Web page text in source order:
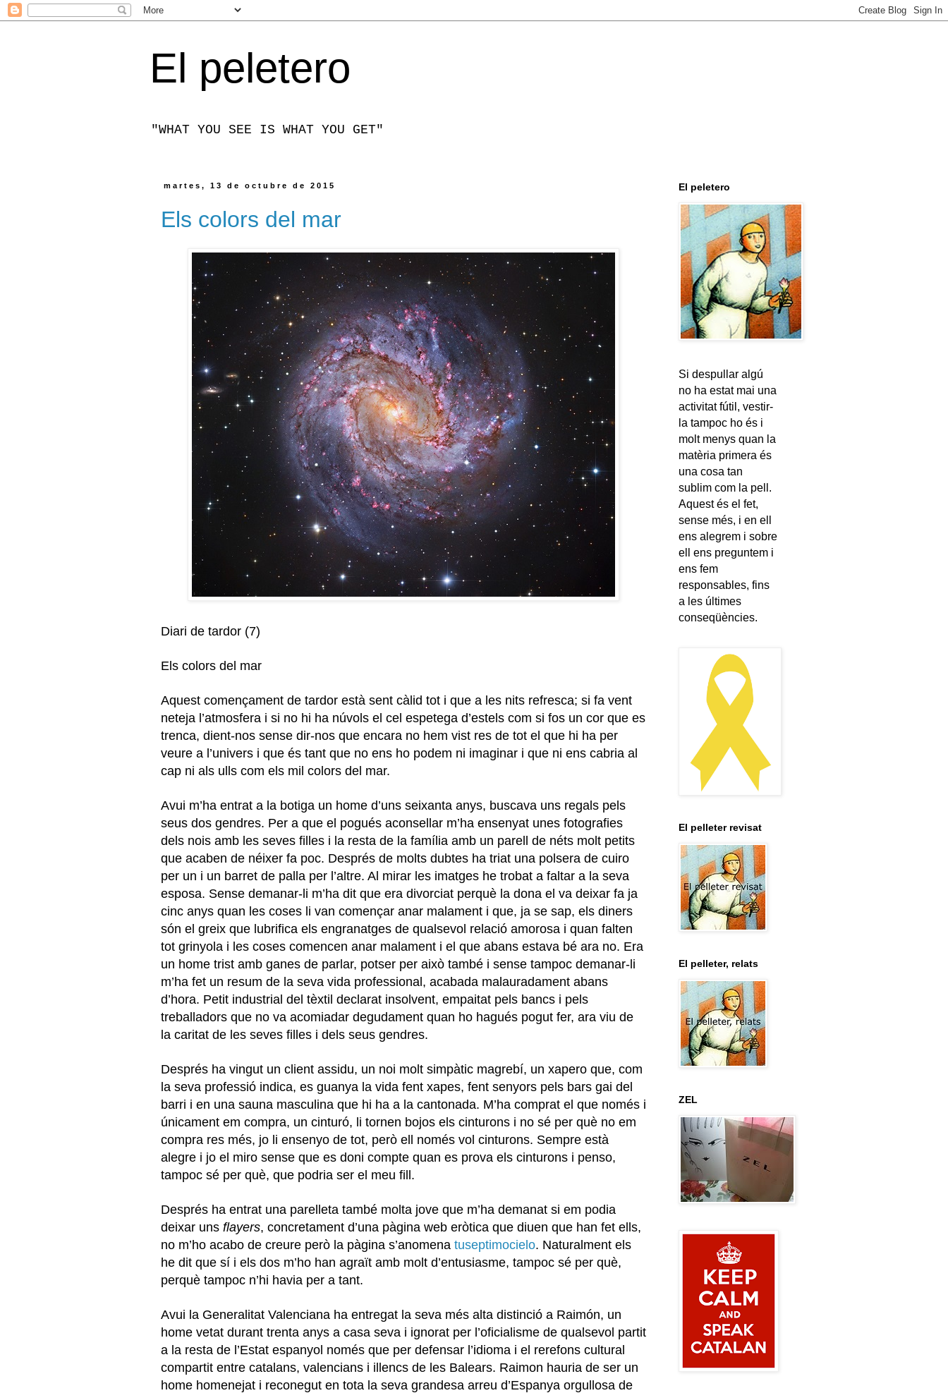
El peletero
"WHAT YOU SEE IS WHAT YOU GET"
martes, 13 de octubre de 2015
Els colors del mar
Diari de tardor (7)
Els colors del mar
Aquest començament de tardor està sent càlid tot i que a les nits refresca; si fa vent
neteja l’atmosfera i si no hi ha núvols el cel espetega d’estels com si fos un cor que es
trenca, dient-nos sense dir-nos que encara no hem vist res de tot el que hi ha per
veure a l’univers i que és tant que no ens ho podem ni imaginar i que ni ens cabria al
cap ni als ulls com els mil colors del mar.
Avui m’ha entrat a la botiga un home d’uns seixanta anys, buscava uns regals pels
seus dos gendres. Per a que el pogués aconsellar m’ha ensenyat unes fotografies
dels nois amb les seves filles i la resta de la família amb un parell de néts molt petits
que acaben de néixer fa poc. Després de molts dubtes ha triat una polsera de cuiro
per un i un barret de palla per l’altre. Al mirar les imatges he trobat a faltar a la seva
esposa. Sense demanar-li m’ha dit que era divorciat perquè la dona el va deixar fa ja
cinc anys quan les coses li van començar anar malament i que, ja se sap, els diners
són el greix que lubrifica els engranatges de qualsevol relació amorosa i quan falten
tot grinyola i les coses comencen anar malament i el que abans estava bé ara no. Era
un home trist amb ganes de parlar, potser per això també i sense tampoc demanar-li
m’ha fet un resum de la seva vida professional, acabada malauradament abans
d’hora. Petit industrial del tèxtil declarat insolvent, empaitat pels bancs i pels
treballadors que no va acomiadar degudament quan ho hagués pogut fer, ara viu de
la caritat de les seves filles i dels seus gendres.
Després ha vingut un client assidu, un noi molt simpàtic magrebí, un xapero que, com
la seva professió indica, es guanya la vida fent xapes, fent senyors pels bars gai del
barri i en una sauna masculina que hi ha a la cantonada. M’ha comprat el que només i
únicament em compra, un cinturó, li tornen bojos els cinturons i no sé per què no em
compra res més, jo li ensenyo de tot, però ell només vol cinturons. Sempre està
alegre i jo el miro sense que es doni compte quan es prova els cinturons i penso,
tampoc sé per què, que podria ser el meu fill.
Després ha entrat una parelleta també molta jove que m’ha demanat si em podia
deixar uns flayers, concretament d’una pàgina web eròtica que diuen que han fet ells,
no m’ho acabo de creure però la pàgina s’anomena tuseptimocielo. Naturalment els
he dit que sí i els dos m’ho han agraït amb molt d’entusiasme, tampoc sé per què,
perquè tampoc n’hi havia per a tant.
Avui la Generalitat Valenciana ha entregat la seva més alta distinció a Raimón, un
home vetat durant trenta anys a casa seva i ignorat per l’oficialisme de qualsevol partit
a la resta de l’Estat espanyol només que per defensar l’idioma i el rerefons cultural
compartit entre catalans, valencians i illencs de les Balears. Raimon hauria de ser un
home homenejat i reconegut en tota la seva grandesa arreu d’Espanya orgullosa de
El peletero
Si despullar algú
no ha estat mai una
activitat fútil, vestir-
la tampoc ho és i
molt menys quan la
matèria primera és
una cosa tan
sublim com la pell.
Aquest és el fet,
sense més, i en ell
ens alegrem i sobre
ell ens preguntem i
ens fem
responsables, fins
a les últimes
conseqüències.
El pelleter revisat
El pelleter, relats
ZEL